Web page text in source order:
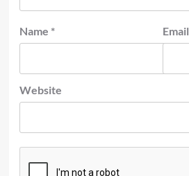
Name * Email
Website